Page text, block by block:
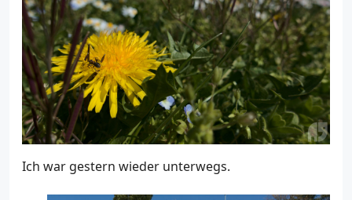
Ich war gestern wieder unterwegs.